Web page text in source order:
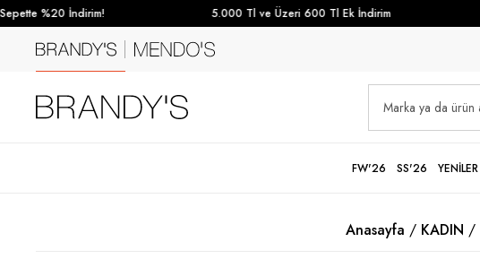
%20 İndirim! 5.000 Tl ve Üzeri 600 Tl Ek İndirim
FW'26 SS'26 YENİLER
Anasayfa KADIN